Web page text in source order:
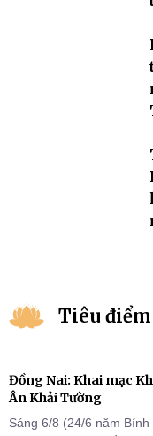
Tiêu điểm
Đồng Nai: Khai mạc
Ân Khải Tường
Sáng 6/8 (24/6 năm